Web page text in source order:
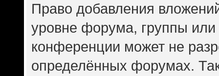
Право добавления
уровне форума, группы или
конференции может не
определённых форумах.